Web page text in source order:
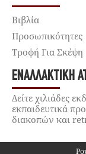
Βιβλία
Προσωπικότητες
Τροφή Για Σκέψη
ΕΝΑΛΛΑΚΤΙΚΉ
Δείτε χιλιάδες
εκπαιδευτικά
διακοπών και